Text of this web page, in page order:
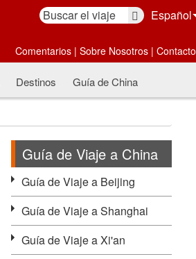
Español
Comentarios | Sobre Nosotros | Contacto
Destinos Guía de China
Guía de Viaje a China
Guía de Viaje a Beijing
Guía de Viaje a Shanghai
Guía de Viaje a Xi'an